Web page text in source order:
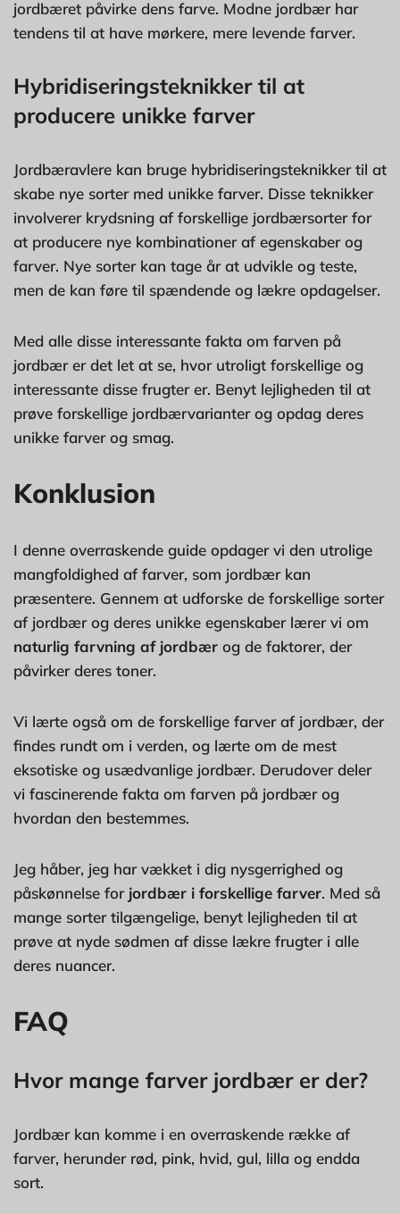
jordbæret påvirke dens farve. Modne jordbær har
tendens til at have mørkere, mere levende farver.
Hybridiseringsteknikker til at
producere unikke farver
Jordbæravlere kan bruge hybridiseringsteknikker til at
skabe nye sorter med unikke farver. Disse teknikker
involverer krydsning af forskellige jordbærsorter for
at producere nye kombinationer af egenskaber og
farver. Nye sorter kan tage år at udvikle og teste,
men de kan føre til spændende og lækre opdagelser.
Med alle disse interessante fakta om farven på
jordbær er det let at se, hvor utroligt forskellige og
interessante disse frugter er. Benyt lejligheden til at
prøve forskellige jordbærvarianter og opdag deres
unikke farver og smag.
Konklusion
I denne overraskende guide opdager vi den utrolige
mangfoldighed af farver, som jordbær kan
præsentere. Gennem at udforske de forskellige sorter
af jordbær og deres unikke egenskaber lærer vi om
naturlig farvning af jordbær og de faktorer, der
påvirker deres toner.
Vi lærte også om de forskellige farver af jordbær, der
findes rundt om i verden, og lærte om de mest
eksotiske og usædvanlige jordbær. Derudover deler
vi fascinerende fakta om farven på jordbær og
hvordan den bestemmes.
Jeg håber, jeg har vækket i dig nysgerrighed og
påskønnelse for jordbær i forskellige farver. Med så
mange sorter tilgængelige, benyt lejligheden til at
prøve at nyde sødmen af disse lækre frugter i alle
deres nuancer.
FAQ
Hvor mange farver jordbær er der?
Jordbær kan komme i en overraskende række af
farver, herunder rød, pink, hvid, gul, lilla og endda
sort.